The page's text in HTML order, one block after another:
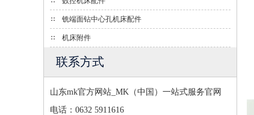
铣端面钻中心孔机床配件
机床附件
联系方式
山东mk官方网站_MK（中国）一站式服务官网
电话：0632 5911616